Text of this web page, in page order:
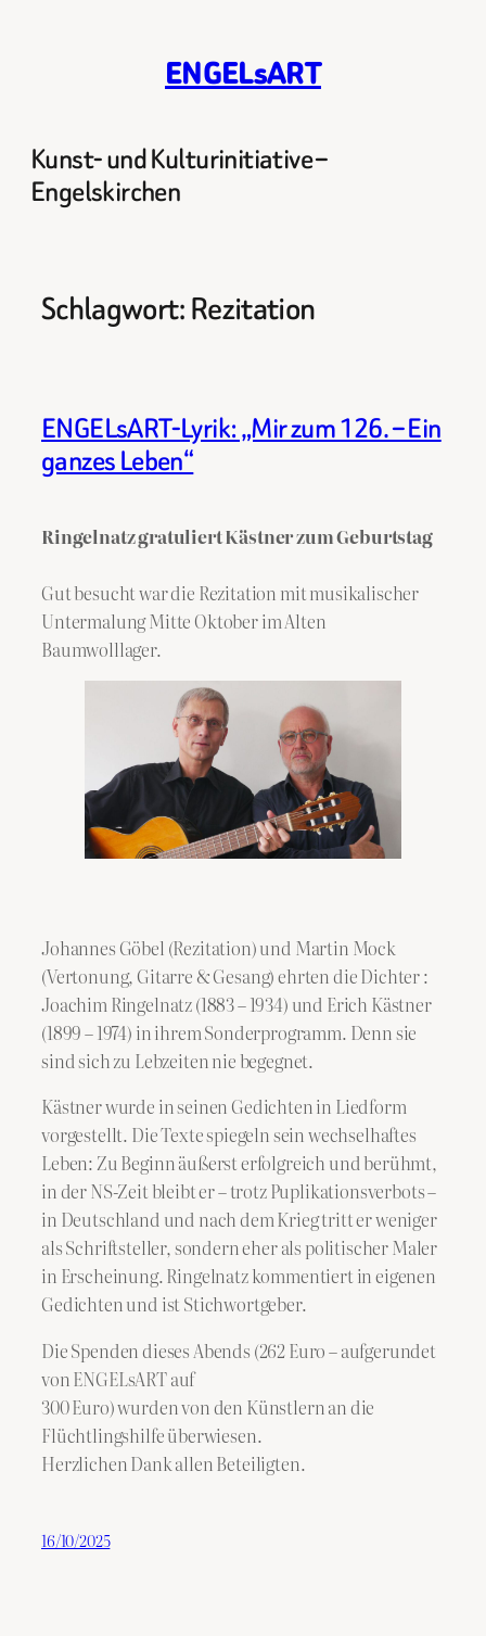
ENGELsART
Kunst- und Kulturinitiative –
Engelskirchen
Schlagwort:Rezitation
ENGELsART-Lyrik: „Mir zum 126. – Ein
ganzes Leben“
Ringelnatz gratuliert Kästner zum Geburtstag
Gut besucht war die Rezitation mit musikalischer
Untermalung Mitte Oktober im Alten
Baumwolllager.
Johannes Göbel (Rezitation) und Martin Mock
(Vertonung, Gitarre & Gesang) ehrten die Dichter :
Joachim Ringelnatz (1883 – 1934) und Erich Kästner
(1899 – 1974) in ihrem Sonderprogramm. Denn sie
sind sich zu Lebzeiten nie begegnet.
Kästner wurde in seinen Gedichten in Liedform
vorgestellt. Die Texte spiegeln sein wechselhaftes
Leben: Zu Beginn äußerst erfolgreich und berühmt,
in der NS-Zeit bleibt er – trotz Puplikationsverbots –
in Deutschland und nach dem Krieg tritt er weniger
als Schriftsteller, sondern eher als politischer Maler
in Erscheinung. Ringelnatz kommentiert in eigenen
Gedichten und ist Stichwortgeber.
Die Spenden dieses Abends (262 Euro – aufgerundet
von ENGELsART auf
300 Euro) wurden von den Künstlern an die
Flüchtlingshilfe überwiesen.
Herzlichen Dank allen Beteiligten.
16/10/2025